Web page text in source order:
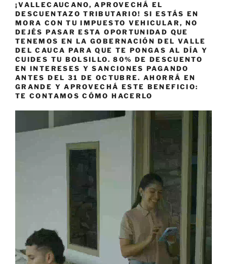
¡VALLECAUCANO, APROVECHÁ EL
DESCUENTAZO TRIBUTARIO! SI ESTÁS EN
MORA CON TU IMPUESTO VEHICULAR, NO
DEJÉS PASAR ESTA OPORTUNIDAD QUE
TENEMOS EN LA GOBERNACIÓN DEL VALLE
DEL CAUCA PARA QUE TE PONGAS AL DÍA Y
CUIDES TU BOLSILLO. 80% DE DESCUENTO
EN INTERESES Y SANCIONES PAGANDO
ANTES DEL 31 DE OCTUBRE. AHORRÁ EN
GRANDE Y APROVECHÁ ESTE BENEFICIO:
TE CONTAMOS CÓMO HACERLO